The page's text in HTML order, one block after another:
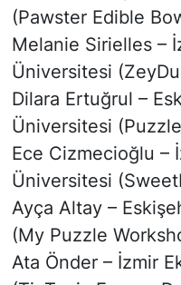
(Pawster Edible
Melanie Sirielles –
Üniversitesi
Dilara Ertuğrul –
Üniversitesi
Ece Cizmecioğlu –
Üniversitesi
Ayça Altay –
(My Puzzle
Ata Önder – İzmir